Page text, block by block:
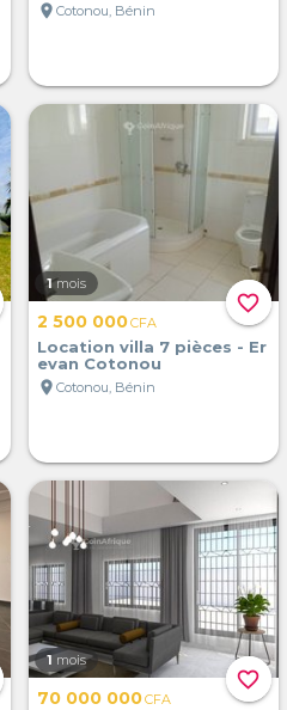
location_on Cotonou, Bénin
favorite_border
1 mois
2 500 000CFA
Location villa 7 pièces - Er
evan Cotonou
location_on Cotonou, Bénin
favorite_border
1 mois
70 000 000CFA